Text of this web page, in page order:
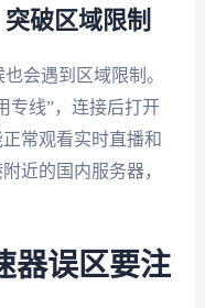
破区域限制
会遇到区域限制。
专线”，连接后打开
常观看实时直播和
近的国内服务器，
器误区要注